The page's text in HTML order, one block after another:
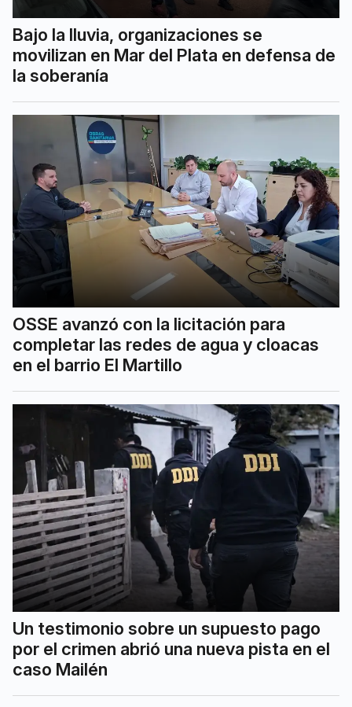
Bajo la lluvia, organizaciones se
movilizan en Mar del Plata en defensa de
la soberanía
OSSE avanzó con la licitación para
completar las redes de agua y cloacas
en el barrio El Martillo
Un testimonio sobre un supuesto pago
por el crimen abrió una nueva pista en el
caso Mailén